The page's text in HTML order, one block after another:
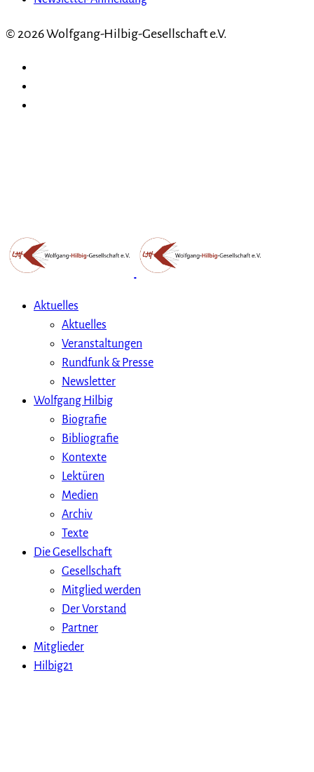
© 2026 Wolfgang-Hilbig-Gesellschaft e.V.
Aktuelles
Aktuelles
Veranstaltungen
Rundfunk & Presse
Newsletter
Wolfgang Hilbig
Biografie
Bibliografie
Kontexte
Lektüren
Medien
Archiv
Texte
Die Gesellschaft
Gesellschaft
Mitglied werden
Der Vorstand
Partner
Mitglieder
Hilbig21